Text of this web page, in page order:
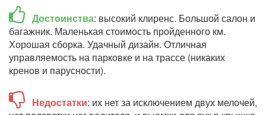
Достоинства: высокий клиренс. Большой салон и
багажник. Маленькая стоимость пройденного км.
Хорошая сборка. Удачный дизайн. Отличная
управляемость на парковке и на трассе (никаких
кренов и парусности).
Недостатки: их нет за исключением двух мелочей,